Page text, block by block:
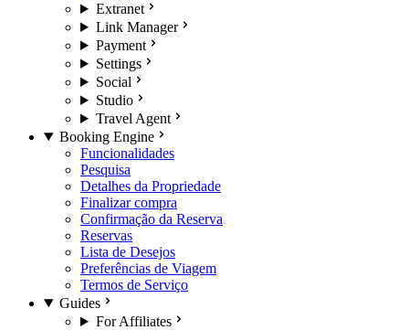
Extranet
Link Manager
Payment
Settings
Social
Studio
Travel Agent
Booking Engine
Funcionalidades
Pesquisa
Detalhes da Propriedade
Finalizar compra
Confirmação da Reserva
Reservas
Lista de Desejos
Preferências de Viagem
Termos de Serviço
Guides
For Affiliates